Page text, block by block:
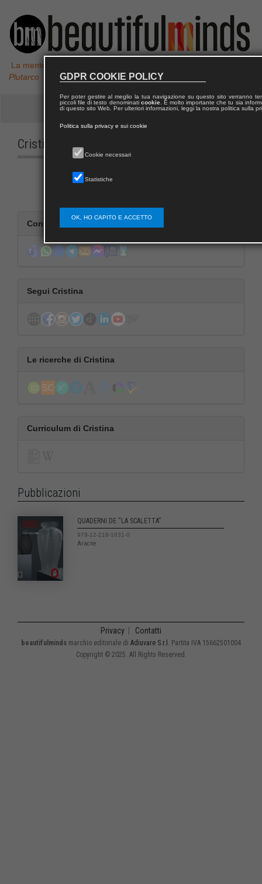
La mente non è un vaso da riempire, ma un fuoco da accendere,
Plutarco
Cristina ACUCELLA
Contatta Cristina
Segui Cristina
Le ricerche di Cristina
Curriculum di Cristina
Pubblicazioni
QUADERNI DE “LA SCALETTA”
979-12-218-1631-0
Aracne
Privacy Contatti
beautifulminds marchio editoriale di Adiuvare S.r.l.
Partita IVA 15662501004
Copyright © 2025. All Rights Reserved.
GDPR COOKIE POLICY
Per poter gestire al meglio la tua navigazione su questo sito verranno
piccoli file di testo denominati cookie. È molto importante che tu sia
di questo sito Web. Per ulteriori informazioni, leggi la nostra politica sulla
Politica sulla privacy e sui cookie
Cookie necessari
Statistiche
OK, HO CAPITO E ACCETTO